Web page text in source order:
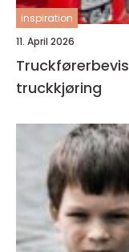
inspiration
11. April 2026
Truckførerbevis nøkkelen til trygg og effektiv
truckkjøring